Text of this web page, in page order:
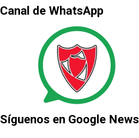
Canal de WhatsApp
Síguenos en Google News